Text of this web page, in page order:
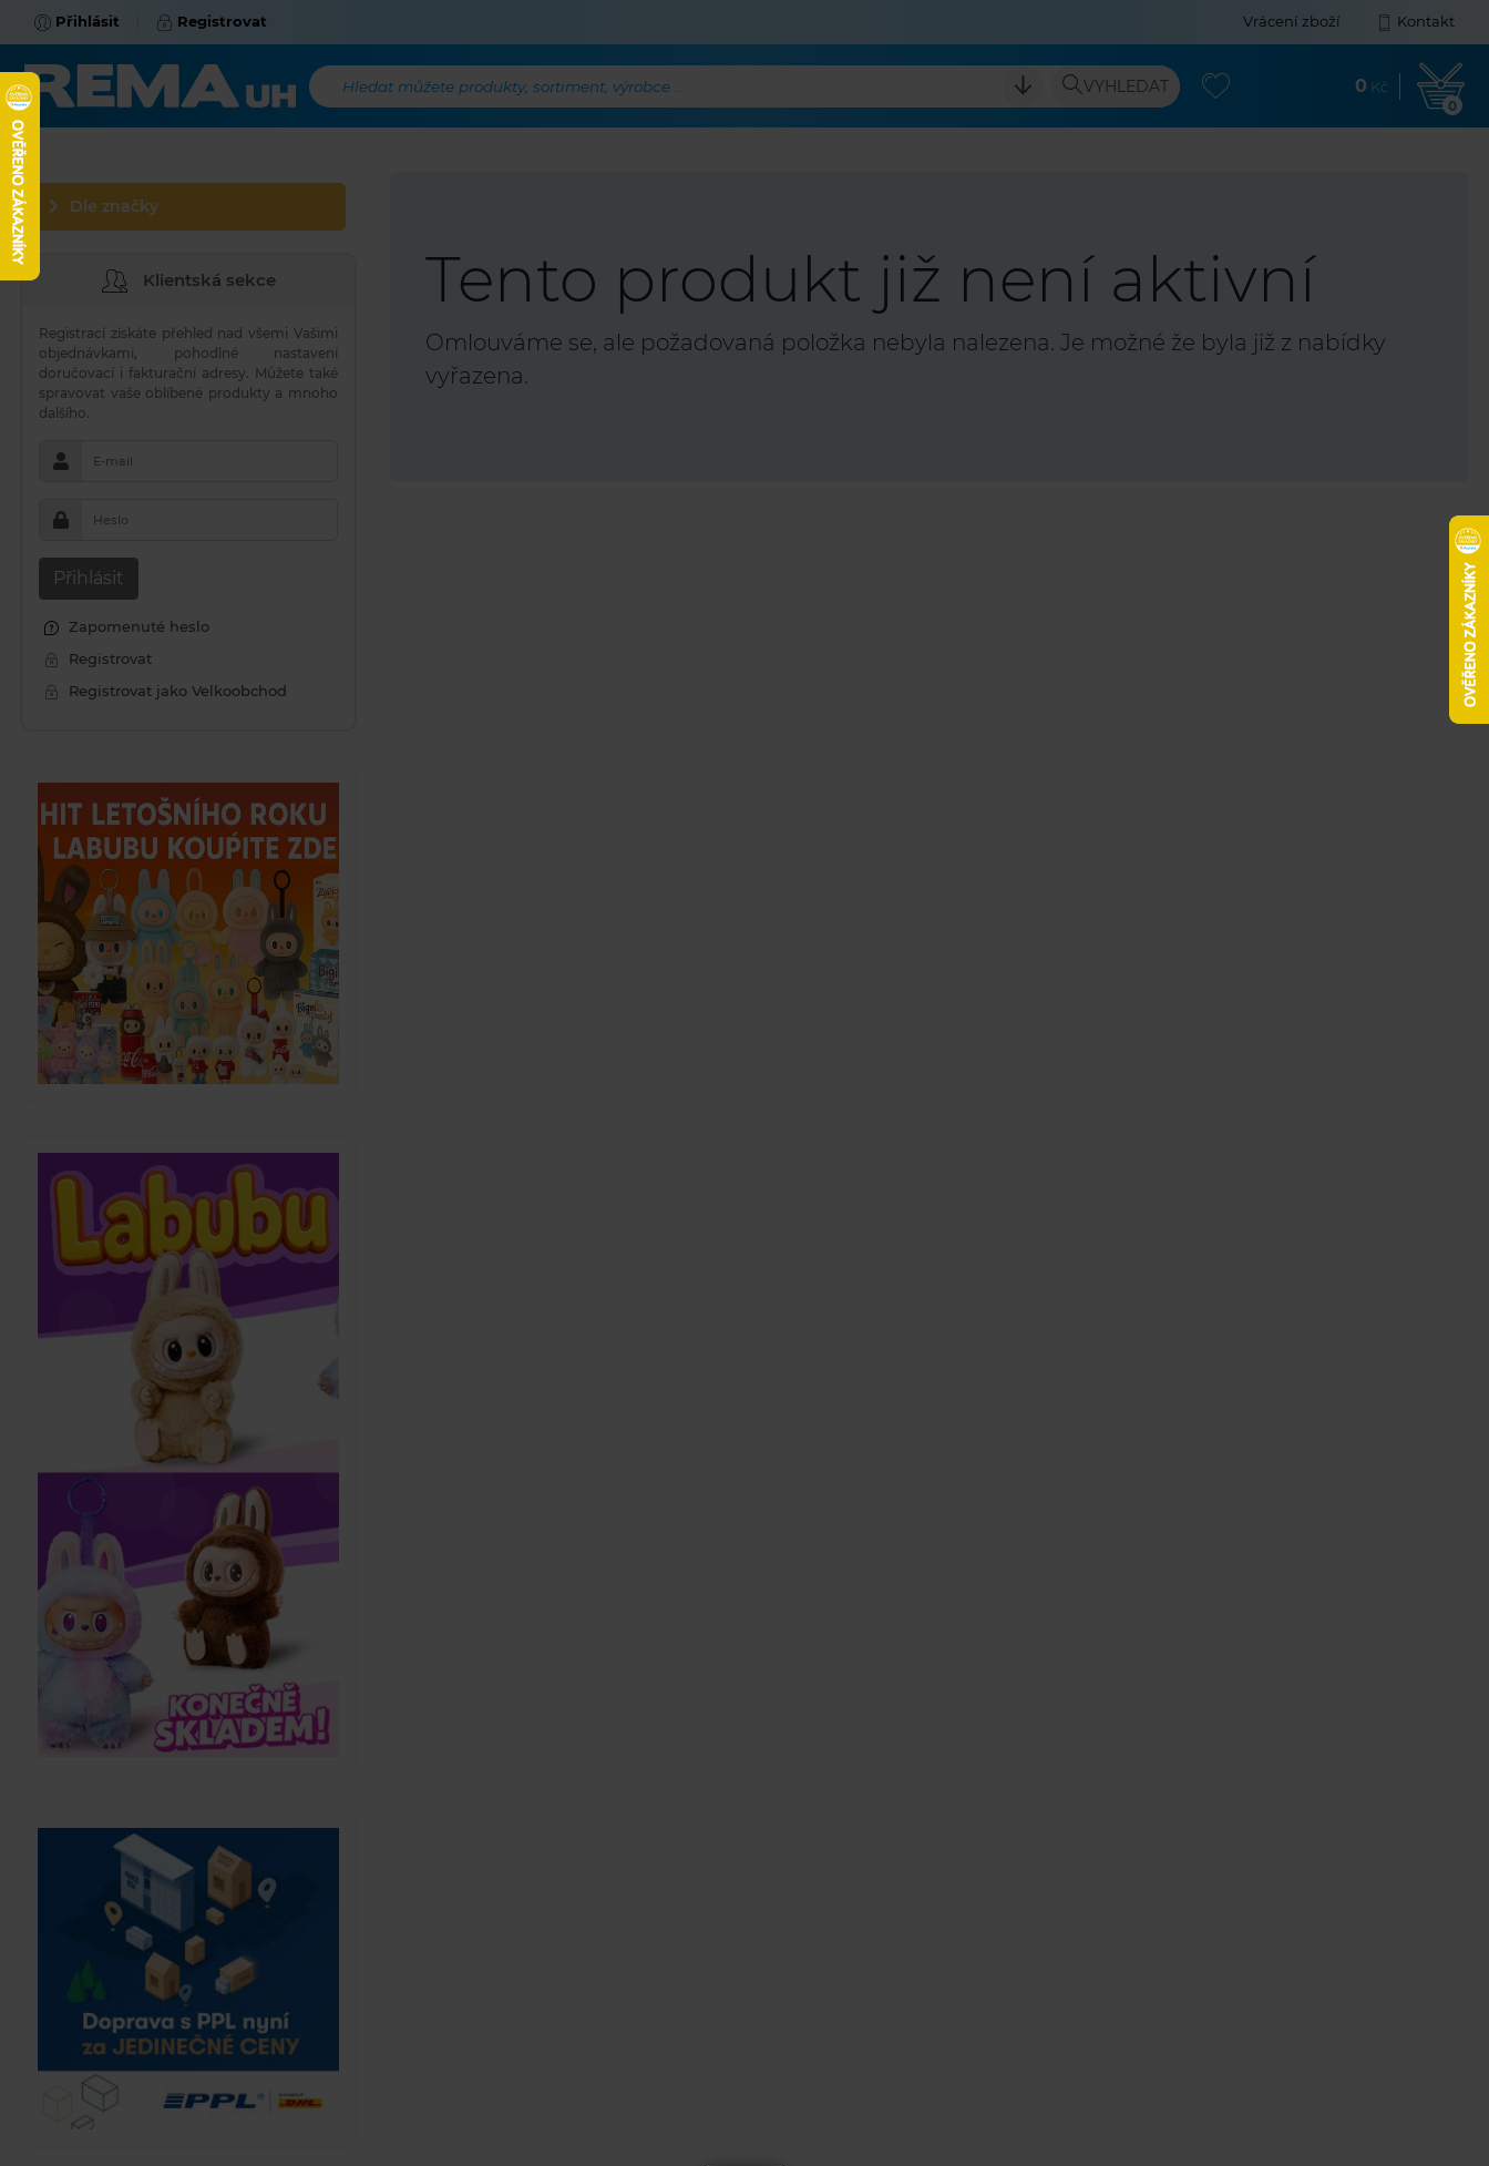
Přihlásit Registrovat Vrácení zboží Kontakt
Hledat můžete produkty, sortiment, výrobce ... VYHLEDAT 0 Kč
0
Tento produkt již není aktivní
Omlouváme se, ale požadovaná položka nebyla nalezena. Je možné že byla již z nabídky
vyřazena.
Dle značky
Klientská sekce
Registrací získáte přehled nad všemi Vašimi
objednávkami, pohodlné nastavení
doručovací i fakturační adresy. Můžete také
spravovat vaše oblíbené produkty a mnoho
dalšího.
E-mail
Heslo
Přihlásit
Zapomenuté heslo
Registrovat
Registrovat jako Velkoobchod